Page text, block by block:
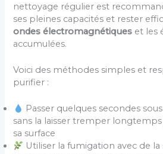
nettoyage régulier est
ses pleines capacités et rester
ondes électromagnétiques et les
accumulées.
Voici des méthodes simples et
purifier :
Passer quelques secondes
sans la laisser tremper
sa surface
Utiliser la fumigation avec de